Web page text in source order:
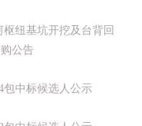
纽基坑开挖及台背回
公告
包中标候选人公示